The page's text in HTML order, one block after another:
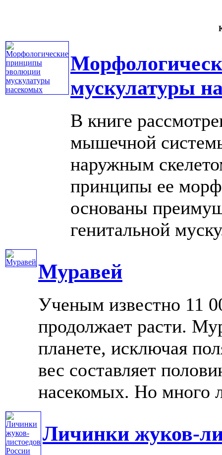
мускулатуры
В книге
мышечной
наружным
принципы ее
основаны
генитальной
Муравей
Ученым известно 11
продолжает расти.
планете, исключая
вес составляет
насекомых. Но много
Личинки жуков-